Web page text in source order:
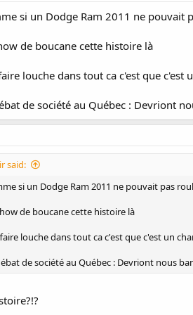
si un Dodge Ram 2011 ne pouvait
de boucane cette histoire là
louche dans tout ca c'est que
de société au Québec : Devriont
said:
si un Dodge Ram 2011 ne pouvait pas
de boucane cette histoire là
louche dans tout ca c'est que c'est un
de société au Québec : Devriont nous